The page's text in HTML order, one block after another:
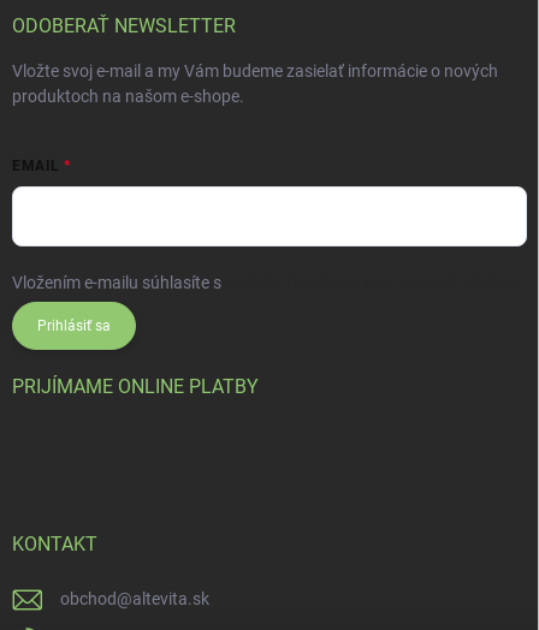
ODOBERAŤ NEWSLETTER
Vložte svoj e-mail a my Vám budeme zasielať informácie o nových
produktoch na našom e-shope.
EMAIL
Vložením e-mailu súhlasíte s
Prihlásiť sa
PRIJÍMAME ONLINE PLATBY
KONTAKT
obchod@altevita.sk